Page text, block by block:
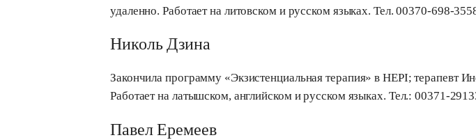
удаленно. Работает на литовском и русском языках. Тел. 00370-698-
Николь Дзина
Закончила программу «Экзистенциальная терапия» в HEPI; терапевт
Работает на латышском, английском и русском языках. Teл.: 00371-
Павел Еремеев